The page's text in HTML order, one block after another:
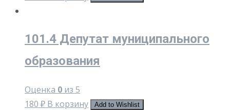
101.4 Депутат муниципального
образования
Оценка 0 из 5
180 ₽ В корзину Add to Wishlist